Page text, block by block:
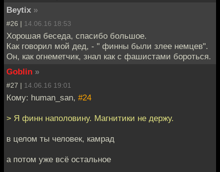
Beytix »
#26 | 14.06.16 18:53
Хорошая беседа, спасибо большое.
Как говорил мой дед, - " финны были злее немцев".
Он, как огнеметчик, знал как с фашистами бороться.
Goblin »
#27 | 14.06.16 19:01
Кому: human_san, #24
> Я финн наполовину. Магнитики не держу.
в целом ты человек, камрад
а потом уже всё остальное